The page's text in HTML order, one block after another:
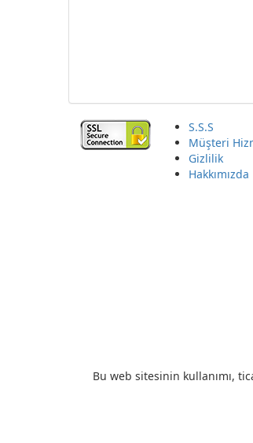
S.S.S
Müşteri
Gizlilik
Hakkımızda
Bu web sitesinin kullanımı,